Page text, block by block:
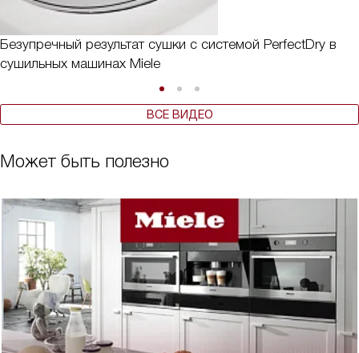
Безупречный результат сушки с системой PerfectDry в
сушильных машинах Miele
ВСЕ ВИДЕО
Может быть полезно